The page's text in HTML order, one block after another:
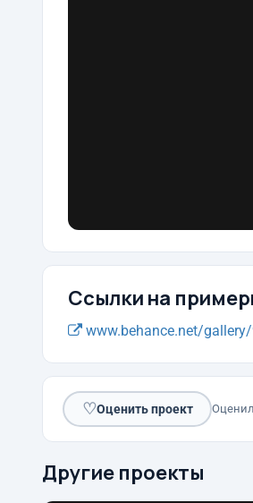
Ссылки на
www.behance.net/
♡Оценить проект
Другие проекты